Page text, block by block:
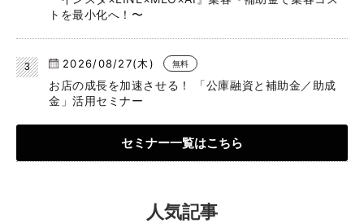
トを最小化へ！〜
2026/08/27(木) 無料
お店の成長を加速させる！ 「公庫融資と補助金／助成
金」活用セミナー
セミナー一覧はこちら
人気記事